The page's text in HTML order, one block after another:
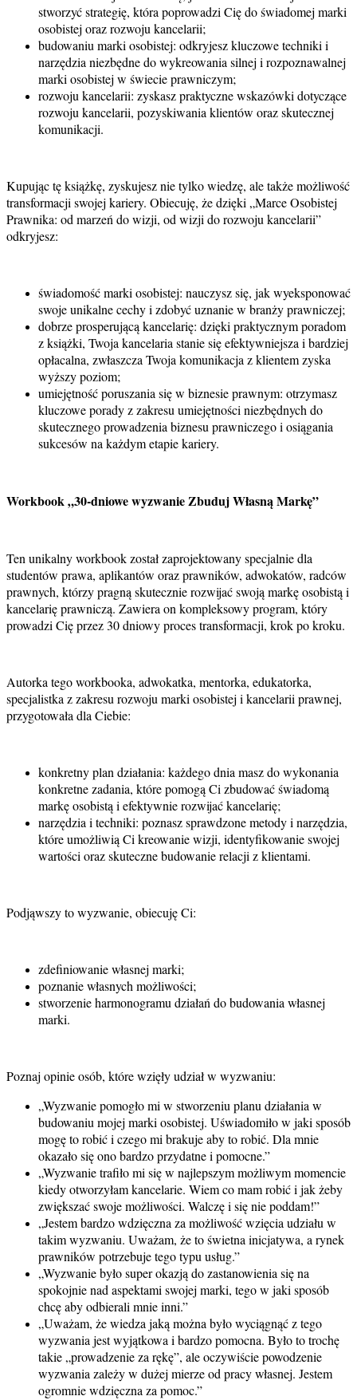
stworzyć strategię, która poprowadzi Cię do świadomej marki
osobistej oraz rozwoju kancelarii;
budowaniu marki osobistej: odkryjesz kluczowe techniki i
narzędzia niezbędne do wykreowania silnej i rozpoznawalnej
marki osobistej w świecie prawniczym;
rozwoju kancelarii: zyskasz praktyczne wskazówki dotyczące
rozwoju kancelarii, pozyskiwania klientów oraz skutecznej
komunikacji.
Kupując tę książkę, zyskujesz nie tylko wiedzę, ale także możliwość
transformacji swojej kariery. Obiecuję, że dzięki „Marce Osobistej
Prawnika: od marzeń do wizji, od wizji do rozwoju kancelarii”
odkryjesz:
świadomość marki osobistej: nauczysz się, jak wyeksponować
swoje unikalne cechy i zdobyć uznanie w branży prawniczej;
dobrze prosperującą kancelarię: dzięki praktycznym poradom
z książki, Twoja kancelaria stanie się efektywniejsza i bardziej
opłacalna, zwłaszcza Twoja komunikacja z klientem zyska
wyższy poziom;
umiejętność poruszania się w biznesie prawnym: otrzymasz
kluczowe porady z zakresu umiejętności niezbędnych do
skutecznego prowadzenia biznesu prawniczego i osiągania
sukcesów na każdym etapie kariery.
Workbook „30-dniowe wyzwanie Zbuduj Własną Markę”
Ten unikalny workbook został zaprojektowany specjalnie dla
studentów prawa, aplikantów oraz prawników, adwokatów, radców
prawnych, którzy pragną skutecznie rozwijać swoją markę osobistą i
kancelarię prawniczą. Zawiera on kompleksowy program, który
prowadzi Cię przez 30 dniowy proces transformacji, krok po kroku.
Autorka tego workbooka, adwokatka, mentorka, edukatorka,
specjalistka z zakresu rozwoju marki osobistej i kancelarii prawnej,
przygotowała dla Ciebie:
konkretny plan działania: każdego dnia masz do wykonania
konkretne zadania, które pomogą Ci zbudować świadomą
markę osobistą i efektywnie rozwijać kancelarię;
narzędzia i techniki: poznasz sprawdzone metody i narzędzia,
które umożliwią Ci kreowanie wizji, identyfikowanie swojej
wartości oraz skuteczne budowanie relacji z klientami.
Podjąwszy to wyzwanie, obiecuję Ci:
zdefiniowanie własnej marki;
poznanie własnych możliwości;
stworzenie harmonogramu działań do budowania własnej
marki.
Poznaj opinie osób, które wzięły udział w wyzwaniu:
„Wyzwanie pomogło mi w stworzeniu planu działania w
budowaniu mojej marki osobistej. Uświadomiło w jaki sposób
mogę to robić i czego mi brakuje aby to robić. Dla mnie
okazało się ono bardzo przydatne i pomocne.”
„Wyzwanie trafiło mi się w najlepszym możliwym momencie
kiedy otworzyłam kancelarie. Wiem co mam robić i jak żeby
zwiększać swoje możliwości. Walczę i się nie poddam!”
„Jestem bardzo wdzięczna za możliwość wzięcia udziału w
takim wyzwaniu. Uważam, że to świetna inicjatywa, a rynek
prawników potrzebuje tego typu usług.”
„Wyzwanie było super okazją do zastanowienia się na
spokojnie nad aspektami swojej marki, tego w jaki sposób
chcę aby odbierali mnie inni.”
„Uważam, że wiedza jaką można było wyciągnąć z tego
wyzwania jest wyjątkowa i bardzo pomocna. Było to trochę
takie „prowadzenie za rękę”, ale oczywiście powodzenie
wyzwania zależy w dużej mierze od pracy własnej. Jestem
ogromnie wdzięczna za pomoc.”